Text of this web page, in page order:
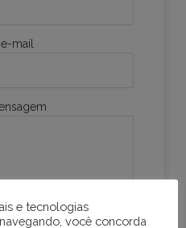
mail
e tecnologias
você concorda